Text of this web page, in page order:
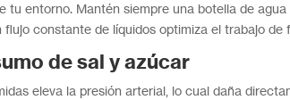
tu entorno. Mantén siempre una botella de
flujo constante de líquidos optimiza el trabajo de
de sal y azúcar
eleva la presión arterial, lo cual daña